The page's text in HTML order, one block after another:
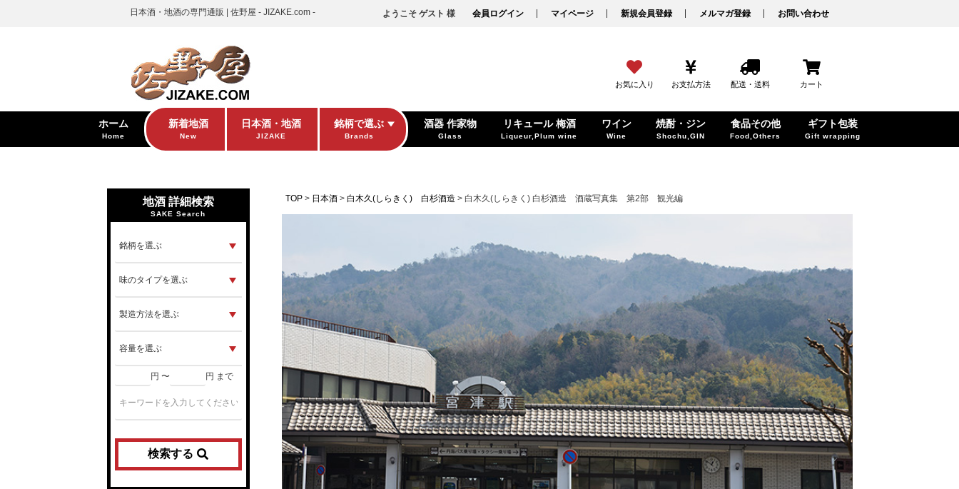
日本酒・地酒の専門通販 | 佐野屋 - JIZAKE.com - ようこそ ゲスト 様 会員ログイン マイページ 新規会員登録 メルマガ登録 お問い合わせ
お気に入り お支払方法 配送・送料 カート
ホーム
Home
新着地酒
New
日本酒・地酒
JIZAKE
銘柄で選ぶ
Brands
酒器 作家物
Glass
リキュール 梅酒
Liqueur,Plum wine
ワイン
Wine
焼酎・ジン
Shochu,GIN
食品その他
Food,Others
ギフト包装
Gift wrapping
地酒 詳細検索
SAKE Search
円 〜 円 まで
検索する
TOP 日本酒 白木久(しらきく) 白杉酒造 白木久(しらきく) 白杉酒造 酒蔵写真集 第2部 観光編